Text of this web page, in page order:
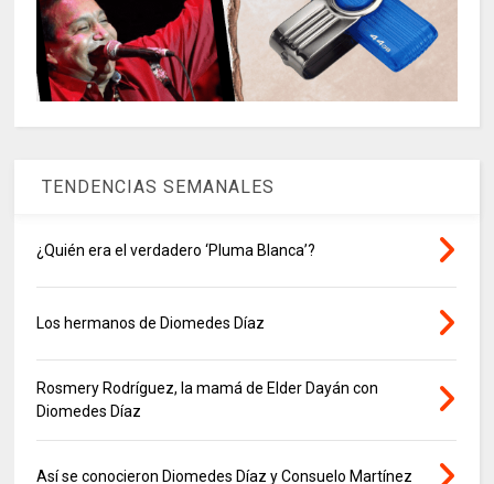
TENDENCIAS SEMANALES
¿Quién era el verdadero ‘Pluma Blanca’?
Los hermanos de Diomedes Díaz
Rosmery Rodríguez, la mamá de Elder Dayán con
Diomedes Díaz
Así se conocieron Diomedes Díaz y Consuelo Martínez